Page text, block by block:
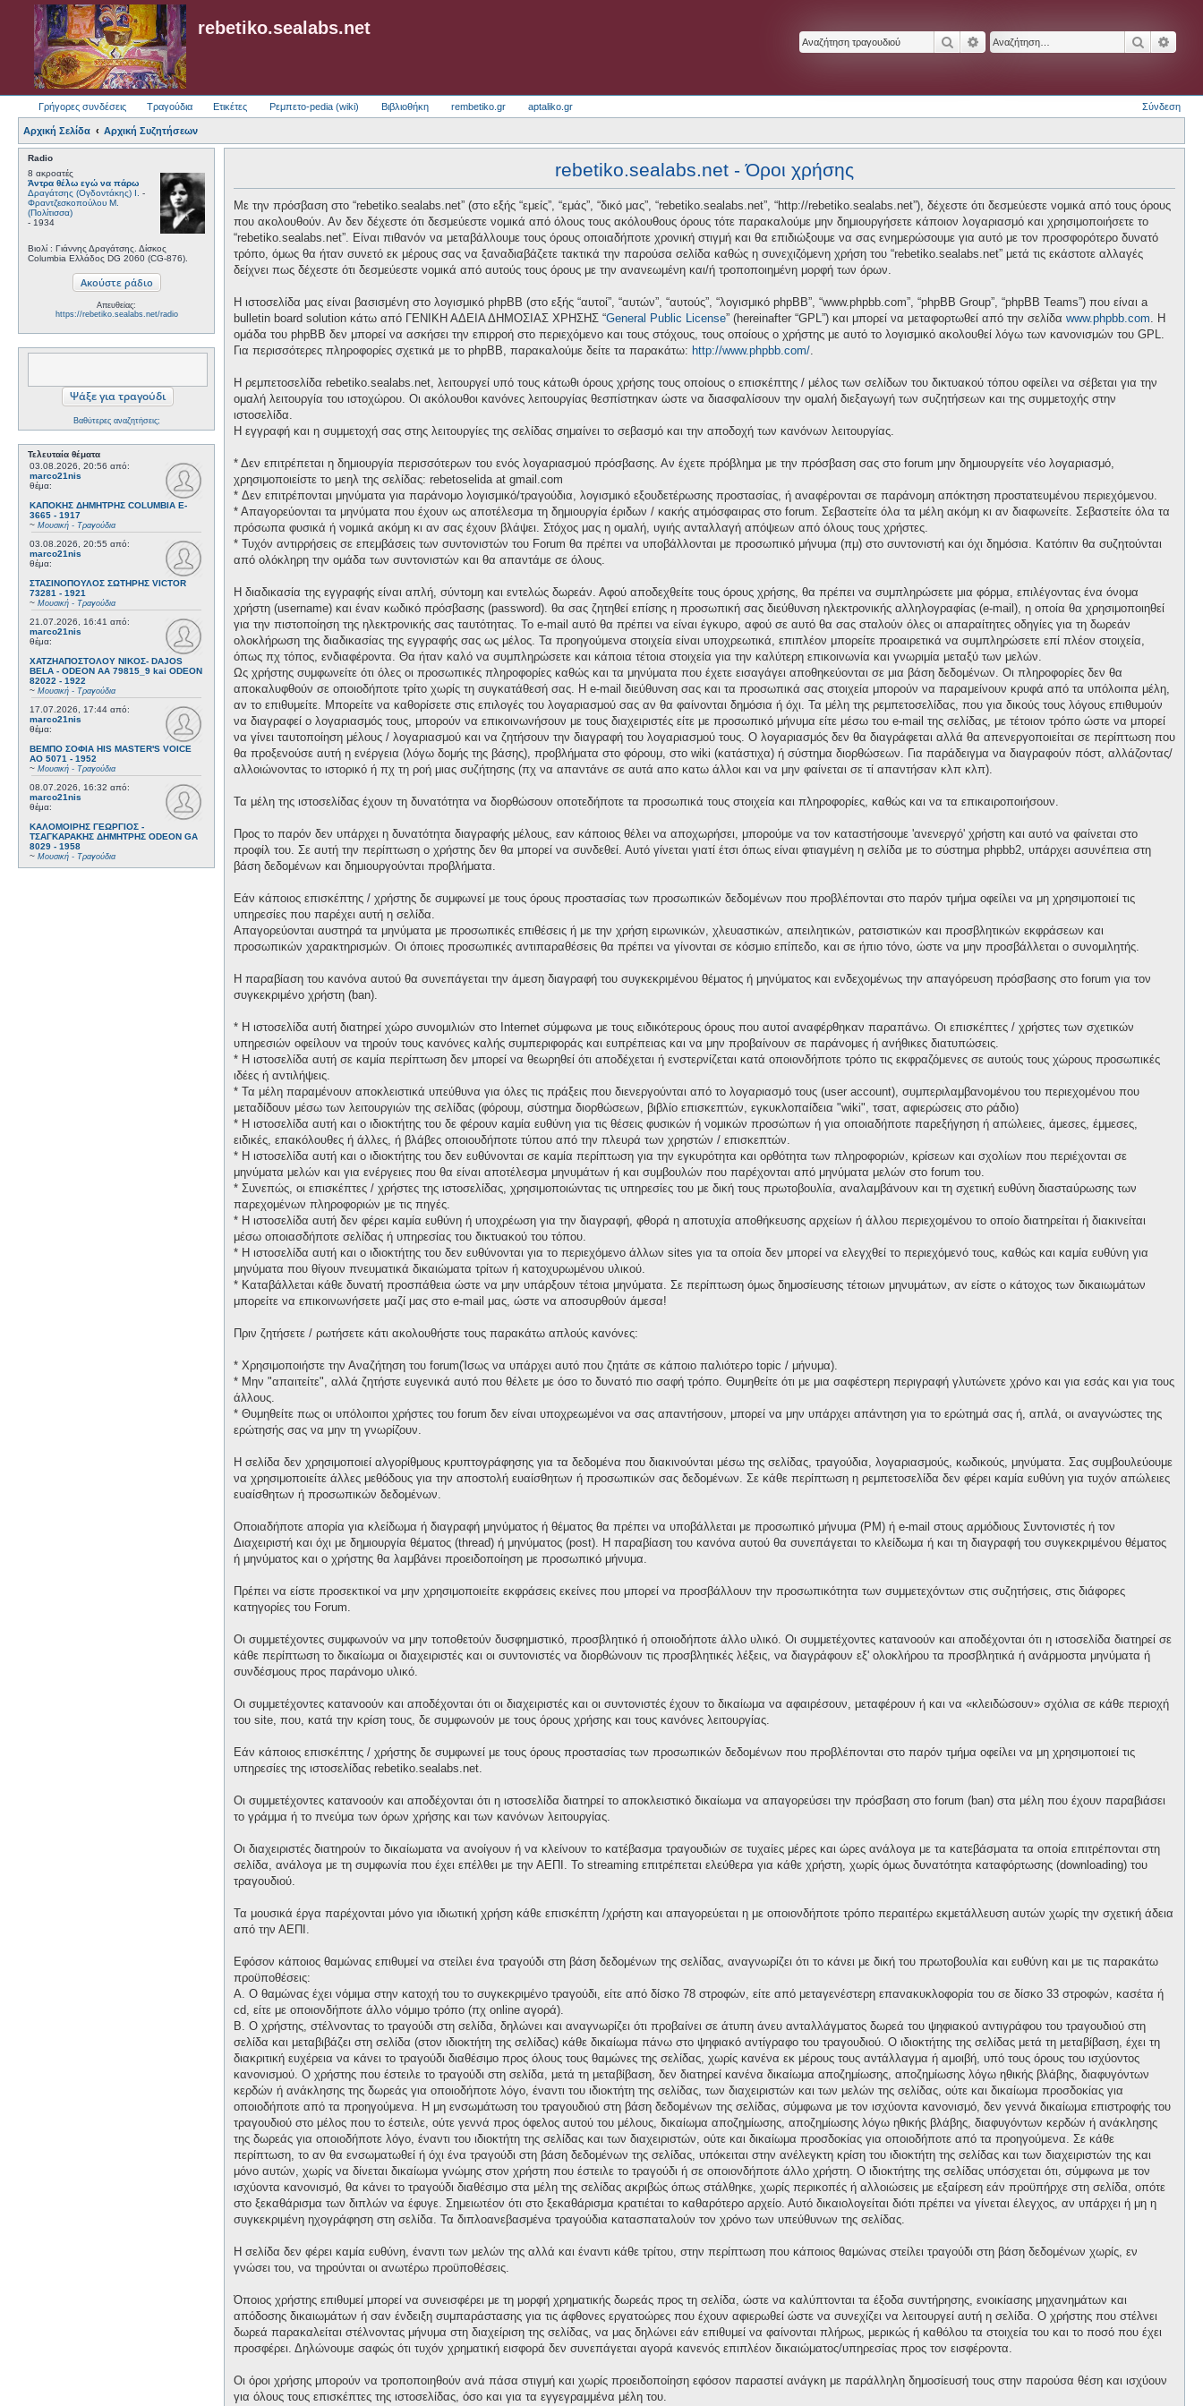
rebetiko.sealabs.net
ΑναζήτησηΕιδική αναζήτηση
Γρήγορες συνδέσεις Τραγούδια Ετικέτες Ρεμπετο-pedia (wiki) Βιβλιοθήκη rembetiko.gr aptaliko.gr Σύνδεση
Αρχική Σελίδα Αρχική Συζητήσεων
Radio
8 ακροατές
Άντρα θέλω εγώ να πάρω
Δραγάτσης (Ογδοντάκης) Ι.
-
Φραντζεσκοπούλου Μ.
(Πολίτισσα)
- 1934
Βιολί : Γιάννης Δραγάτσης. Δίσκος
Columbia Ελλάδος DG 2060 (CG-876).
Απευθείας:
https://rebetiko.sealabs.net/radio
Βαθύτερες αναζητήσεις;
Τελευταία θέματα
03.08.2026, 20:56 από:
marco21nis
θέμα:
ΚΑΠΟΚΗΣ ΔΗΜΗΤΡΗΣ COLUMBIA E-
3665 - 1917
~ Μουσική - Τραγούδια
03.08.2026, 20:55 από:
marco21nis
θέμα:
ΣΤΑΣΙΝΟΠΟΥΛΟΣ ΣΩΤΗΡΗΣ VICTOR
73281 - 1921
~ Μουσική - Τραγούδια
21.07.2026, 16:41 από:
marco21nis
θέμα:
ΧΑΤΖΗΑΠΟΣΤΟΛΟΥ ΝΙΚΟΣ- DAJOS
BELA - ODEON AA 79815_9 kai ODEON
82022 - 1922
~ Μουσική - Τραγούδια
17.07.2026, 17:44 από:
marco21nis
θέμα:
ΒΕΜΠΟ ΣΟΦΙΑ HIS MASTER'S VOICE
AO 5071 - 1952
~ Μουσική - Τραγούδια
08.07.2026, 16:32 από:
marco21nis
θέμα:
ΚΑΛΟΜΟΙΡΗΣ ΓΕΩΡΓΙΟΣ -
ΤΣΑΓΚΑΡΑΚΗΣ ΔΗΜΗΤΡΗΣ ODEON GA
8029 - 1958
~ Μουσική - Τραγούδια
rebetiko.sealabs.net - Όροι χρήσης
Με την πρόσβαση στο “rebetiko.sealabs.net” (στο εξής “εμείς”, “εμάς”, “δικό μας”, “rebetiko.sealabs.net”, “http://rebetiko.sealabs.net”), δέχεστε ότι δεσμεύεστε νομικά από τους όρους
που ακολουθούν. Αν δεν δέχεστε ότι δεσμεύεστε νομικά από όλους τους ακόλουθους όρους τότε παρακαλούμε μην δημιουργήσετε κάποιον λογαριασμό και χρησιμοποιήσετε το
“rebetiko.sealabs.net”. Είναι πιθανόν να μεταβάλλουμε τους όρους οποιαδήποτε χρονική στιγμή και θα επιδιώξουμε να σας ενημερώσουμε για αυτό με τον προσφορότερο δυνατό
τρόπο, όμως θα ήταν συνετό εκ μέρους σας να ξαναδιαβάζετε τακτικά την παρούσα σελίδα καθώς η συνεχιζόμενη χρήση του “rebetiko.sealabs.net” μετά τις εκάστοτε αλλαγές
δείχνει πως δέχεστε ότι δεσμεύεστε νομικά από αυτούς τους όρους με την ανανεωμένη και/ή τροποποιημένη μορφή των όρων.
Η ιστοσελίδα μας είναι βασισμένη στο λογισμικό phpBB (στο εξής “αυτοί”, “αυτών”, “αυτούς”, “λογισμικό phpBB”, “www.phpbb.com”, “phpBB Group”, “phpBB Teams”) που είναι a
bulletin board solution κάτω από ΓΕΝΙΚΗ ΑΔΕΙΑ ΔΗΜΟΣΙΑΣ ΧΡΗΣΗΣ “General Public License” (hereinafter “GPL”) και μπορεί να μεταφορτωθεί από την σελίδα www.phpbb.com. Η
ομάδα του phpBB δεν μπορεί να ασκήσει την επιρροή στο περιεχόμενο και τους στόχους, τους οποίους ο χρήστης με αυτό το λογισμικό ακολουθεί λόγω των κανονισμών του GPL.
Για περισσότερες πληροφορίες σχετικά με το phpBB, παρακαλούμε δείτε τα παρακάτω: http://www.phpbb.com/.
Η ρεμπετοσελίδα rebetiko.sealabs.net, λειτουργεί υπό τους κάτωθι όρους χρήσης τους οποίους ο επισκέπτης / μέλος των σελίδων του δικτυακού τόπου οφείλει να σέβεται για την
ομαλή λειτουργία του ιστοχώρου. Οι ακόλουθοι κανόνες λειτουργίας θεσπίστηκαν ώστε να διασφαλίσουν την ομαλή διεξαγωγή των συζητήσεων και της συμμετοχής στην
ιστοσελίδα.
Η εγγραφή και η συμμετοχή σας στης λειτουργίες της σελίδας σημαίνει το σεβασμό και την αποδοχή των κανόνων λειτουργίας.
* Δεν επιτρέπεται η δημιουργία περισσότερων του ενός λογαριασμού πρόσβασης. Αν έχετε πρόβλημα με την πρόσβαση σας στο forum μην δημιουργείτε νέο λογαριασμό,
χρησιμοποιείστε το μεηλ της σελίδας: rebetoselida at gmail.com
* Δεν επιτρέπονται μηνύματα για παράνομο λογισμικό/τραγούδια, λογισμικό εξουδετέρωσης προστασίας, ή αναφέρονται σε παράνομη απόκτηση προστατευμένου περιεχόμενου.
* Απαγορεύονται τα μηνύματα που έχουν ως αποτέλεσμα τη δημιουργία έριδων / κακής ατμόσφαιρας στο forum. Σεβαστείτε όλα τα μέλη ακόμη κι αν διαφωνείτε. Σεβαστείτε όλα τα
πρόσωπα φυσικά ή νομικά ακόμη κι αν σας έχουν βλάψει. Στόχος μας η ομαλή, υγιής ανταλλαγή απόψεων από όλους τους χρήστες.
* Τυχόν αντιρρήσεις σε επεμβάσεις των συντονιστών του Forum θα πρέπει να υποβάλλονται με προσωπικό μήνυμα (πμ) στο συντονιστή και όχι δημόσια. Κατόπιν θα συζητούνται
από ολόκληρη την ομάδα των συντονιστών και θα απαντάμε σε όλους.
Η διαδικασία της εγγραφής είναι απλή, σύντομη και εντελώς δωρεάν. Αφού αποδεχθείτε τους όρους χρήσης, θα πρέπει να συμπληρώσετε μια φόρμα, επιλέγοντας ένα όνομα
χρήστη (username) και έναν κωδικό πρόσβασης (password). θα σας ζητηθεί επίσης η προσωπική σας διεύθυνση ηλεκτρονικής αλληλογραφίας (e-mail), η οποία θα χρησιμοποιηθεί
για την πιστοποίηση της ηλεκτρονικής σας ταυτότητας. Το e-mail αυτό θα πρέπει να είναι έγκυρο, αφού σε αυτό θα σας σταλούν όλες οι απαραίτητες οδηγίες για τη δωρεάν
ολοκλήρωση της διαδικασίας της εγγραφής σας ως μέλος. Τα προηγούμενα στοιχεία είναι υποχρεωτικά, επιπλέον μπορείτε προαιρετικά να συμπληρώσετε επί πλέον στοιχεία,
όπως πχ τόπος, ενδιαφέροντα. Θα ήταν καλό να συμπληρώσετε και κάποια τέτοια στοιχεία για την καλύτερη επικοινωνία και γνωριμία μεταξύ των μελών.
Ως χρήστης συμφωνείτε ότι όλες οι προσωπικές πληροφορίες καθώς και τα μηνύματα που έχετε εισαγάγει αποθηκεύονται σε μια βάση δεδομένων. Οι πληροφορίες δεν θα
αποκαλυφθούν σε οποιοδήποτε τρίτο χωρίς τη συγκατάθεσή σας. Η e-mail διεύθυνση σας και τα προσωπικά σας στοιχεία μπορούν να παραμείνουν κρυφά από τα υπόλοιπα μέλη,
αν το επιθυμείτε. Μπορείτε να καθορίσετε στις επιλογές του λογαριασμού σας αν θα φαίνονται δημόσια ή όχι. Τα μέλη της ρεμπετοσελίδας, που για δικούς τους λόγους επιθυμούν
να διαγραφεί ο λογαριασμός τους, μπορούν να επικοινωνήσουν με τους διαχειριστές είτε με προσωπικό μήνυμα είτε μέσω του e-mail της σελίδας, με τέτοιον τρόπο ώστε να μπορεί
να γίνει ταυτοποίηση μέλους / λογαριασμού και να ζητήσουν την διαγραφή του λογαριασμού τους. Ο λογαριασμός δεν θα διαγράφεται αλλά θα απενεργοποιείται σε περίπτωση που
θα προξενούσε αυτή η ενέργεια (λόγω δομής της βάσης), προβλήματα στο φόρουμ, στο wiki (κατάστιχα) ή σύστημα διορθώσεων. Για παράδειγμα να διαγραφούν πόστ, αλλάζοντας/
αλλοιώνοντας το ιστορικό ή πχ τη ροή μιας συζήτησης (πχ να απαντάνε σε αυτά απο κατω άλλοι και να μην φαίνεται σε τί απαντήσαν κλπ κλπ).
Τα μέλη της ιστοσελίδας έχουν τη δυνατότητα να διορθώσουν οποτεδήποτε τα προσωπικά τους στοιχεία και πληροφορίες, καθώς και να τα επικαιροποιήσουν.
Προς το παρόν δεν υπάρχει η δυνατότητα διαγραφής μέλους, εαν κάποιος θέλει να αποχωρήσει, μπορούμε να τον καταστήσουμε 'ανενεργό' χρήστη και αυτό να φαίνεται στο
προφίλ του. Σε αυτή την περίπτωση ο χρήστης δεν θα μπορεί να συνδεθεί. Αυτό γίνεται γιατί έτσι όπως είναι φτιαγμένη η σελίδα με το σύστημα phpbb2, υπάρχει ασυνέπεια στη
βάση δεδομένων και δημιουργούνται προβλήματα.
Εάν κάποιος επισκέπτης / χρήστης δε συμφωνεί με τους όρους προστασίας των προσωπικών δεδομένων που προβλέπονται στο παρόν τμήμα οφείλει να μη χρησιμοποιεί τις
υπηρεσίες που παρέχει αυτή η σελίδα.
Απαγορεύονται αυστηρά τα μηνύματα με προσωπικές επιθέσεις ή με την χρήση ειρωνικών, χλευαστικών, απειλητικών, ρατσιστικών και προσβλητικών εκφράσεων και
προσωπικών χαρακτηρισμών. Οι όποιες προσωπικές αντιπαραθέσεις θα πρέπει να γίνονται σε κόσμιο επίπεδο, και σε ήπιο τόνο, ώστε να μην προσβάλλεται ο συνομιλητής.
Η παραβίαση του κανόνα αυτού θα συνεπάγεται την άμεση διαγραφή του συγκεκριμένου θέματος ή μηνύματος και ενδεχομένως την απαγόρευση πρόσβασης στο forum για τον
συγκεκριμένο χρήστη (ban).
* H ιστοσελίδα αυτή διατηρεί χώρο συνομιλιών στο Internet σύμφωνα με τους ειδικότερους όρους που αυτοί αναφέρθηκαν παραπάνω. Οι επισκέπτες / χρήστες των σχετικών
υπηρεσιών οφείλουν να τηρούν τους κανόνες καλής συμπεριφοράς και ευπρέπειας και να μην προβαίνουν σε παράνομες ή ανήθικες διατυπώσεις.
* H ιστοσελίδα αυτή σε καμία περίπτωση δεν μπορεί να θεωρηθεί ότι αποδέχεται ή ενστερνίζεται κατά οποιονδήποτε τρόπο τις εκφραζόμενες σε αυτούς τους χώρους προσωπικές
ιδέες ή αντιλήψεις.
* Τα μέλη παραμένουν αποκλειστικά υπεύθυνα για όλες τις πράξεις που διενεργούνται από το λογαριασμό τους (user account), συμπεριλαμβανομένου του περιεχομένου που
μεταδίδουν μέσω των λειτουργιών της σελίδας (φόρουμ, σύστημα διορθώσεων, βιβλίο επισκεπτών, εγκυκλοπαίδεια "wiki", τσατ, αφιερώσεις στο ράδιο)
* H ιστοσελίδα αυτή και ο ιδιοκτήτης του δε φέρουν καμία ευθύνη για τις θέσεις φυσικών ή νομικών προσώπων ή για οποιαδήποτε παρεξήγηση ή απώλειες, άμεσες, έμμεσες,
ειδικές, επακόλουθες ή άλλες, ή βλάβες οποιουδήποτε τύπου από την πλευρά των χρηστών / επισκεπτών.
* H ιστοσελίδα αυτή και ο ιδιοκτήτης του δεν ευθύνονται σε καμία περίπτωση για την εγκυρότητα και ορθότητα των πληροφοριών, κρίσεων και σχολίων που περιέχονται σε
μηνύματα μελών και για ενέργειες που θα είναι αποτέλεσμα μηνυμάτων ή και συμβουλών που παρέχονται από μηνύματα μελών στο forum του.
* Συνεπώς, οι επισκέπτες / χρήστες της ιστοσελίδας, χρησιμοποιώντας τις υπηρεσίες του με δική τους πρωτοβουλία, αναλαμβάνουν και τη σχετική ευθύνη διασταύρωσης των
παρεχομένων πληροφοριών με τις πηγές.
* H ιστοσελίδα αυτή δεν φέρει καμία ευθύνη ή υποχρέωση για την διαγραφή, φθορά η αποτυχία αποθήκευσης αρχείων ή άλλου περιεχομένου το οποίο διατηρείται ή διακινείται
μέσω οποιασδήποτε σελίδας ή υπηρεσίας του δικτυακού του τόπου.
* H ιστοσελίδα αυτή και ο ιδιοκτήτης του δεν ευθύνονται για το περιεχόμενο άλλων sites για τα οποία δεν μπορεί να ελεγχθεί το περιεχόμενό τους, καθώς και καμία ευθύνη για
μηνύματα που θίγουν πνευματικά δικαιώματα τρίτων ή κατοχυρωμένου υλικού.
* Καταβάλλεται κάθε δυνατή προσπάθεια ώστε να μην υπάρξουν τέτοια μηνύματα. Σε περίπτωση όμως δημοσίευσης τέτοιων μηνυμάτων, αν είστε ο κάτοχος των δικαιωμάτων
μπορείτε να επικοινωνήσετε μαζί μας στο e-mail μας, ώστε να αποσυρθούν άμεσα!
Πριν ζητήσετε / ρωτήσετε κάτι ακολουθήστε τους παρακάτω απλούς κανόνες:
* Χρησιμοποιήστε την Αναζήτηση του forum(Ίσως να υπάρχει αυτό που ζητάτε σε κάποιο παλιότερο topic / μήνυμα).
* Μην "απαιτείτε", αλλά ζητήστε ευγενικά αυτό που θέλετε με όσο το δυνατό πιο σαφή τρόπο. Θυμηθείτε ότι με μια σαφέστερη περιγραφή γλυτώνετε χρόνο και για εσάς και για τους
άλλους.
* Θυμηθείτε πως οι υπόλοιποι χρήστες του forum δεν είναι υποχρεωμένοι να σας απαντήσουν, μπορεί να μην υπάρχει απάντηση για το ερώτημά σας ή, απλά, οι αναγνώστες της
ερώτησής σας να μην τη γνωρίζουν.
Η σελίδα δεν χρησιμοποιεί αλγορίθμους κρυπτογράφησης για τα δεδομένα που διακινούνται μέσω της σελίδας, τραγούδια, λογαριασμούς, κωδικούς, μηνύματα. Σας συμβουλεύουμε
να χρησιμοποιείτε άλλες μεθόδους για την αποστολή ευαίσθητων ή προσωπικών σας δεδομένων. Σε κάθε περίπτωση η ρεμπετοσελίδα δεν φέρει καμία ευθύνη για τυχόν απώλειες
ευαίσθητων ή προσωπικών δεδομένων.
Οποιαδήποτε απορία για κλείδωμα ή διαγραφή μηνύματος ή θέματος θα πρέπει να υποβάλλεται με προσωπικό μήνυμα (PM) ή e-mail στους αρμόδιους Συντονιστές ή τον
Διαχειριστή και όχι με δημιουργία θέματος (thread) ή μηνύματος (post). Η παραβίαση του κανόνα αυτού θα συνεπάγεται το κλείδωμα ή και τη διαγραφή του συγκεκριμένου θέματος
ή μηνύματος και ο χρήστης θα λαμβάνει προειδοποίηση με προσωπικό μήνυμα.
Πρέπει να είστε προσεκτικοί να μην χρησιμοποιείτε εκφράσεις εκείνες που μπορεί να προσβάλλουν την προσωπικότητα των συμμετεχόντων στις συζητήσεις, στις διάφορες
κατηγορίες του Forum.
Οι συμμετέχοντες συμφωνούν να μην τοποθετούν δυσφημιστικό, προσβλητικό ή οποιοδήποτε άλλο υλικό. Οι συμμετέχοντες κατανοούν και αποδέχονται ότι η ιστοσελίδα διατηρεί σε
κάθε περίπτωση το δικαίωμα οι διαχειριστές και οι συντονιστές να διορθώνουν τις προσβλητικές λέξεις, να διαγράφουν εξ' ολοκλήρου τα προσβλητικά ή ανάρμοστα μηνύματα ή
συνδέσμους προς παράνομο υλικό.
Οι συμμετέχοντες κατανοούν και αποδέχονται ότι οι διαχειριστές και οι συντονιστές έχουν το δικαίωμα να αφαιρέσουν, μεταφέρουν ή και να «κλειδώσουν» σχόλια σε κάθε περιοχή
του site, που, κατά την κρίση τους, δε συμφωνούν με τους όρους χρήσης και τους κανόνες λειτουργίας.
Εάν κάποιος επισκέπτης / χρήστης δε συμφωνεί με τους όρους προστασίας των προσωπικών δεδομένων που προβλέπονται στο παρόν τμήμα οφείλει να μη χρησιμοποιεί τις
υπηρεσίες της ιστοσελίδας rebetiko.sealabs.net.
Οι συμμετέχοντες κατανοούν και αποδέχονται ότι η ιστοσελίδα διατηρεί το αποκλειστικό δικαίωμα να απαγορεύσει την πρόσβαση στο forum (ban) στα μέλη που έχουν παραβιάσει
το γράμμα ή το πνεύμα των όρων χρήσης και των κανόνων λειτουργίας.
Οι διαχειριστές διατηρούν το δικαίωματα να ανοίγουν ή να κλείνουν το κατέβασμα τραγουδιών σε τυχαίες μέρες και ώρες ανάλογα με τα κατεβάσματα τα οποία επιτρέπονται στη
σελίδα, ανάλογα με τη συμφωνία που έχει επέλθει με την ΑΕΠΙ. Το streaming επιτρέπεται ελεύθερα για κάθε χρήστη, χωρίς όμως δυνατότητα καταφόρτωσης (downloading) του
τραγουδιού.
Τα μουσικά έργα παρέχονται μόνο για ιδιωτική χρήση κάθε επισκέπτη /χρήστη και απαγορεύεται η με οποιονδήποτε τρόπο περαιτέρω εκμετάλλευση αυτών χωρίς την σχετική άδεια
από την ΑΕΠΙ.
Εφόσον κάποιος θαμώνας επιθυμεί να στείλει ένα τραγούδι στη βάση δεδομένων της σελίδας, αναγνωρίζει ότι το κάνει με δική του πρωτοβουλία και ευθύνη και με τις παρακάτω
προϋποθέσεις:
Α. Ο θαμώνας έχει νόμιμα στην κατοχή του το συγκεκριμένο τραγούδι, είτε από δίσκο 78 στροφών, είτε από μεταγενέστερη επανακυκλοφορία του σε δίσκο 33 στροφών, κασέτα ή
cd, είτε με οποιονδήποτε άλλο νόμιμο τρόπο (πχ online αγορά).
Β. Ο χρήστης, στέλνοντας το τραγούδι στη σελίδα, δηλώνει και αναγνωρίζει ότι προβαίνει σε άτυπη άνευ ανταλλάγματος δωρεά του ψηφιακού αντιγράφου του τραγουδιού στη
σελίδα και μεταβιβάζει στη σελίδα (στον ιδιοκτήτη της σελίδας) κάθε δικαίωμα πάνω στο ψηφιακό αντίγραφο του τραγουδιού. Ο ιδιοκτήτης της σελίδας μετά τη μεταβίβαση, έχει τη
διακριτική ευχέρεια να κάνει το τραγούδι διαθέσιμο προς όλους τους θαμώνες της σελίδας, χωρίς κανένα εκ μέρους τους αντάλλαγμα ή αμοιβή, υπό τους όρους του ισχύοντος
κανονισμού. Ο χρήστης που έστειλε το τραγούδι στη σελίδα, μετά τη μεταβίβαση, δεν διατηρεί κανένα δικαίωμα αποζημίωσης, αποζημίωσης λόγω ηθικής βλάβης, διαφυγόντων
κερδών ή ανάκλησης της δωρεάς για οποιοδήποτε λόγο, έναντι του ιδιοκτήτη της σελίδας, των διαχειριστών και των μελών της σελίδας, ούτε και δικαίωμα προσδοκίας για
οποιοδήποτε από τα προηγούμενα. Η μη ενσωμάτωση του τραγουδιού στη βάση δεδομένων της σελίδας, σύμφωνα με τον ισχύοντα κανονισμό, δεν γεννά δικαίωμα επιστροφής του
τραγουδιού στο μέλος που το έστειλε, ούτε γεννά προς όφελος αυτού του μέλους, δικαίωμα αποζημίωσης, αποζημίωσης λόγω ηθικής βλάβης, διαφυγόντων κερδών ή ανάκλησης
της δωρεάς για οποιοδήποτε λόγο, έναντι του ιδιοκτήτη της σελίδας και των διαχειριστών, ούτε και δικαίωμα προσδοκίας για οποιοδήποτε από τα προηγούμενα. Σε κάθε
περίπτωση, το αν θα ενσωματωθεί ή όχι ένα τραγούδι στη βάση δεδομένων της σελίδας, υπόκειται στην ανέλεγκτη κρίση του ιδιοκτήτη της σελίδας και των διαχειριστών της και
μόνο αυτών, χωρίς να δίνεται δικαίωμα γνώμης στον χρήστη που έστειλε το τραγούδι ή σε οποιονδήποτε άλλο χρήστη. Ο ιδιοκτήτης της σελίδας υπόσχεται ότι, σύμφωνα με τον
ισχύοντα κανονισμό, θα κάνει το τραγούδι διαθέσιμο στα μέλη της σελίδας ακριβώς όπως στάλθηκε, χωρίς περικοπές ή αλλοιώσεις με εξαίρεση εάν προϋπήρχε στη σελίδα, οπότε
στο ξεκαθάρισμα των διπλών να έφυγε. Σημειωτέον ότι στο ξεκαθάρισμα κρατιέται το καθαρότερο αρχείο. Αυτό δικαιολογείται διότι πρέπει να γίνεται έλεγχος, αν υπάρχει ή μη η
συγκεκριμένη ηχογράφηση στη σελίδα. Τα διπλοανεβασμένα τραγούδια κατασπαταλούν τον χρόνο των υπεύθυνων της σελίδας.
Η σελίδα δεν φέρει καμία ευθύνη, έναντι των μελών της αλλά και έναντι κάθε τρίτου, στην περίπτωση που κάποιος θαμώνας στείλει τραγούδι στη βάση δεδομένων χωρίς, εν
γνώσει του, να τηρούνται οι ανωτέρω προϋποθέσεις.
Όποιος χρήστης επιθυμεί μπορεί να συνεισφέρει με τη μορφή χρηματικής δωρεάς προς τη σελίδα, ώστε να καλύπτονται τα έξοδα συντήρησης, ενοικίασης μηχανημάτων και
απόδοσης δικαιωμάτων ή σαν ένδειξη συμπαράστασης για τις άφθονες εργατοώρες που έχουν αφιερωθεί ώστε να συνεχίζει να λειτουργεί αυτή η σελίδα. Ο χρήστης που στέλνει
δωρεά παρακαλείται στέλνοντας μήνυμα στη διαχείριση της σελίδας, να μας δηλώνει εάν επιθυμεί να φαίνονται πλήρως, μερικώς ή καθόλου τα στοιχεία του και το ποσό που έχει
προσφέρει. Δηλώνουμε σαφώς ότι τυχόν χρηματική εισφορά δεν συνεπάγεται αγορά κανενός επιπλέον δικαιώματος/υπηρεσίας προς τον εισφέροντα.
Οι όροι χρήσης μπορούν να τροποποιηθούν ανά πάσα στιγμή και χωρίς προειδοποίηση εφόσον παραστεί ανάγκη με παράλληλη δημοσίευσή τους στην παρούσα θέση και ισχύουν
για όλους τους επισκέπτες της ιστοσελίδας, όσο και για τα εγγεγραμμένα μέλη του.